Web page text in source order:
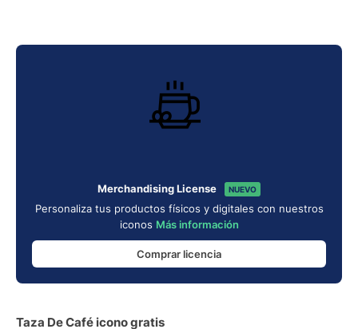
Merchandising License NUEVO
Personaliza tus productos físicos y digitales con nuestros
iconos Más información
Comprar licencia
Taza De Café icono gratis